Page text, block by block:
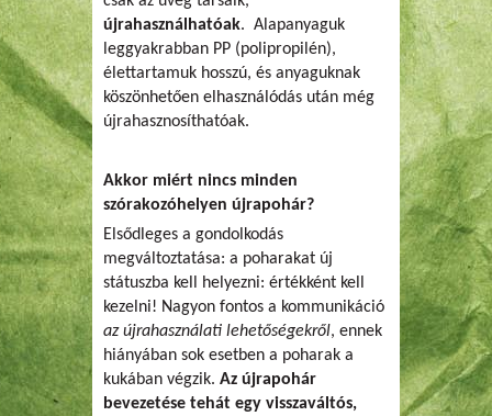
újrahasználhatóak. Alapanyaguk
leggyakrabban PP (polipropilén),
élettartamuk hosszú, és anyaguknak
köszönhetően elhasználódás után még
újrahasznosíthatóak.
Akkor miért nincs minden
szórakozóhelyen újrapohár?
Elsődleges a gondolkodás
megváltoztatása: a poharakat új
státuszba kell helyezni: értékként kell
kezelni! Nagyon fontos a kommunikáció
az újrahasználati lehetőségekről, ennek
hiányában sok esetben a poharak a
kukában végzik. Az újrapohár
bevezetése tehát egy visszaváltós,